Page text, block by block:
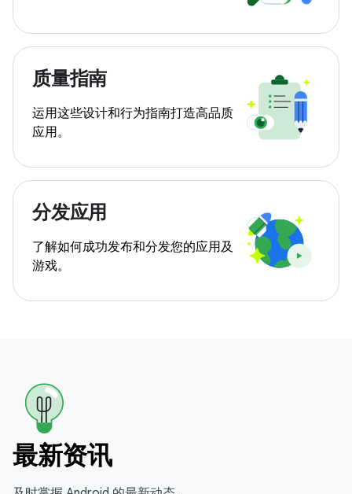
质量指南
运用这些设计和行为指南打造高品质
应用。
分发应用
了解如何成功发布和分发您的应用及
游戏。
最新资讯